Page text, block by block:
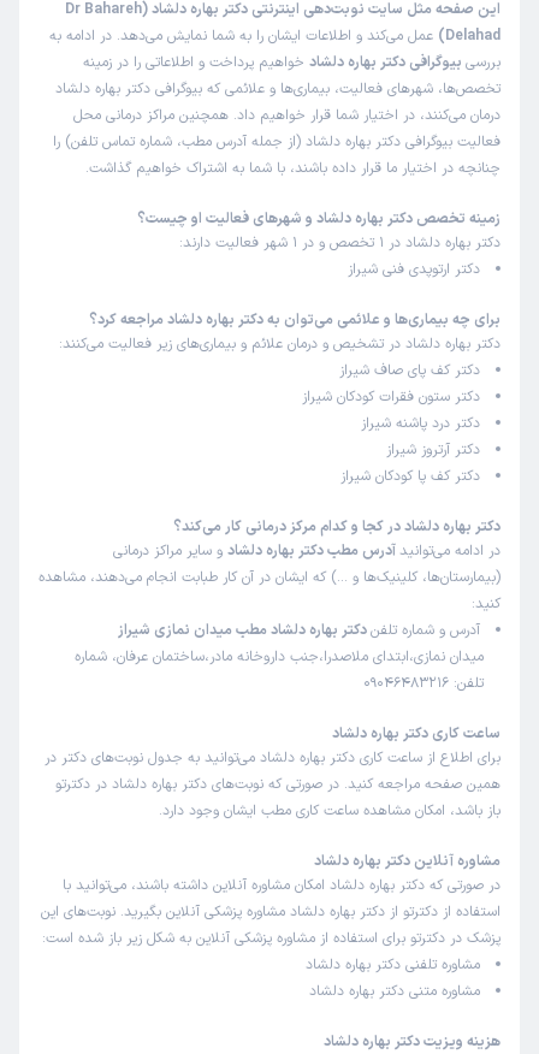
این پزشک را پیشنهاد میکنم
زمان انتظار:0-15 دقیقه
برای صافی کف پا مراجعه کردم،بسیار خوش برخورد بودند و
صبورانه پاسخ دادن با انجام اسکن و ساخت کفی تحت درمان
هستم و راضیم
کاربر دکترتو
این پزشک را پیشنهاد میکنم
زمان انتظار:0-15 دقیقه
علت مراجعه : درد کمر و کف پا داشتم ، اسکن شدم مشکلم بعد
از مدت ها حل شد
این پزشک را پیشنهاد میکنم
من صافی کف پا وانحراف پاشنه پا داشتم.که با مراجعه اول با
خانم دکتر دلشاد ایشون با صبر وشکیبایی منو ویزیت کردن و با
کنن که خیلی از دردهای ناشی از صافی کف پام برطرف شدن
محمدسام
این پزشک را پیشنهاد میکنم
زمان انتظار:0-15 دقیقه
باسلام من مشکل کف پا و قوس پاداشتم اومدم پیش خانم
دلشاد کفش و کفی طبی برامون سفارش دادن الان دارم استفاده
این صفحه مثل سایت نوبت‌دهی اینترنتی دکتر بهاره دلشاد (Dr Bahareh
Delahad)
عمل می‌کند و اطلاعات ایشان را به شما نمایش می‌دهد. در ادامه به
بررسی بیوگرافی دکتر بهاره دلشاد خواهیم پرداخت و اطلاعاتی را در زمینه
تخصص‌ها، شهرهای فعالیت، بیماری‌ها و علائمی که بیوگرافی دکتر بهاره دلشاد
درمان می‌کنند، در اختیار شما قرار خواهیم داد. همچنین مراکز درمانی محل
فعالیت بیوگرافی دکتر بهاره دلشاد (از جمله آدرس مطب، شماره تماس تلفن) را
چنانچه در اختیار ما قرار داده باشند، با شما به اشتراک خواهیم گذاشت.
زمینه تخصص دکتر بهاره دلشاد و شهرهای فعالیت او چیست؟
دکتر بهاره دلشاد در 1 تخصص و در 1 شهر فعالیت دارند:
دکتر ارتوپدی فنی شیراز
برای چه بیماری‌ها و علائمی می‌توان به دکتر بهاره دلشاد مراجعه کرد؟
دکتر بهاره دلشاد در تشخیص و درمان علائم و بیماری‌های زیر فعالیت می‌کنند:
دکتر کف پای صاف شیراز
دکتر ستون فقرات کودکان شیراز
دکتر درد پاشنه شیراز
دکتر آرتروز شیراز
دکتر کف پا کودکان شیراز
دکتر بهاره دلشاد در کجا و کدام مرکز درمانی کار می‌کند؟
در ادامه می‌توانید آدرس مطب دکتر بهاره دلشاد و سایر مراکز درمانی
(بیمارستان‌ها، کلینیک‌ها و …) که ایشان در آن کار طبابت انجام می‌دهند، مشاهده
کنید:
آدرس و شماره تلفندکتر بهاره دلشاد مطب میدان نمازی شیراز
میدان نمازی،ابتدای ملاصدرا،جنب داروخانه مادر،ساختمان عرفان، شماره
تلفن: 09046483216
ساعت کاری دکتر بهاره دلشاد
برای اطلاع از ساعت کاری دکتر بهاره دلشاد می‌توانید به جدول نوبت‌های دکتر در
همین صفحه مراجعه کنید. در صورتی که نوبت‌های دکتر بهاره دلشاد در دکترتو
باز باشد، امکان مشاهده ساعت کاری مطب ایشان وجود دارد.
مشاوره آنلاین دکتر بهاره دلشاد
در صورتی که دکتر بهاره دلشاد امکان مشاوره آنلاین داشته باشند، می‌توانید با
استفاده از دکترتو از دکتر بهاره دلشاد مشاوره پزشکی آنلاین بگیرید. نوبت‌های این
پزشک در دکترتو برای استفاده از مشاوره پزشکی آنلاین به شکل زیر باز شده است:
مشاوره تلفنی دکتر بهاره دلشاد
مشاوره متنی دکتر بهاره دلشاد
هزینه ویزیت دکتر بهاره دلشاد